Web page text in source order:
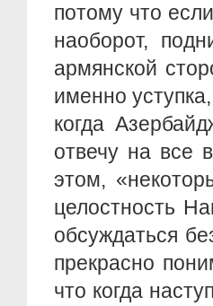
потому что
наоборот,
армянской
именно
когда
отвечу на все
этом,
целостность
обсуждаться
прекрасно
что когда